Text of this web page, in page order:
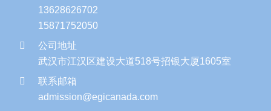
13628626702
15871752050
公司地址
武汉市江汉区建设大道518号招银大厦1605室
联系邮箱
admission@egicanada.com